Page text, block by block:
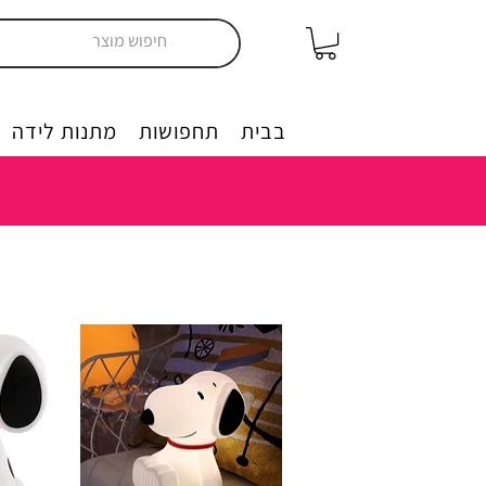
יצירה בבית תחפושות מתנות לידה